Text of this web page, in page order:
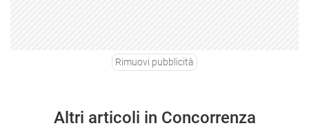
Rimuovi pubblicità
Altri articoli in Concorrenza